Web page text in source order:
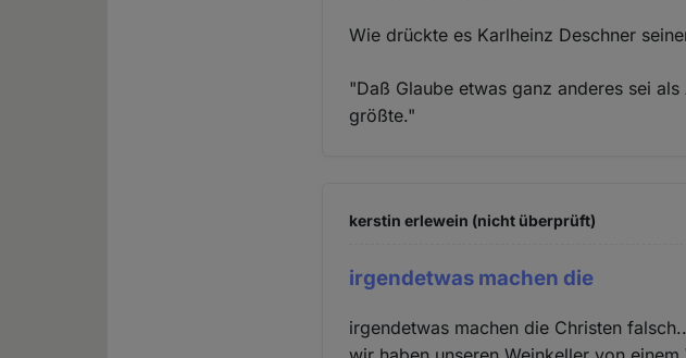
Wie drückte es Karlheinz Deschner
"Daß Glaube etwas ganz anderes sei
größte."
kerstin erlewein (nicht überprüft)
irgendetwas machen die
irgendetwas machen die Christen